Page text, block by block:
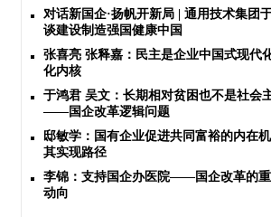
对话新国企·扬帆开新局 | 通用技术集团
谈建设制造强国健康中国
张喜亮 张释嘉：民主是企业中国式现代
化内核
于鸿君 吴文：长期相对贫困也不是社会
——国企改革逻辑问题
邸敏学：国有企业促进共同富裕的内在
其实现路径
李锦：支持国企办医院——国企改革的
动向